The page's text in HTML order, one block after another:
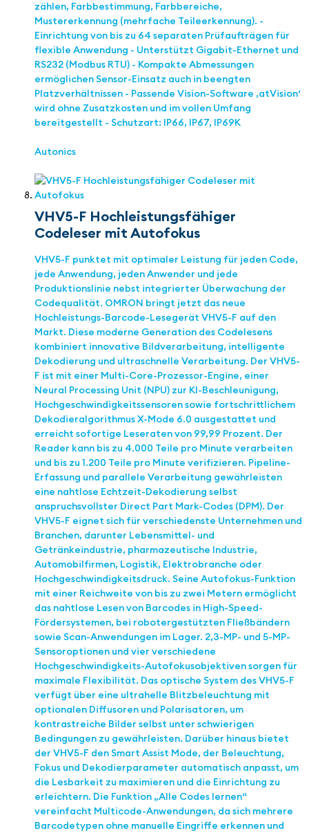
zählen, Farbbestimmung, Farbbereiche,
Mustererkennung (mehrfache Teileerkennung). -
Einrichtung von bis zu 64 separaten Prüfaufträgen für
flexible Anwendung - Unterstützt Gigabit-Ethernet und
RS232 (Modbus RTU) - Kompakte Abmessungen
ermöglichen Sensor-Einsatz auch in beengten
Platzverhältnissen - Passende Vision-Software ‚atVision‘
wird ohne Zusatzkosten und im vollen Umfang
bereitgestellt - Schutzart: IP66, IP67, IP69K
Autonics
VHV5-F Hochleistungsfähiger
Codeleser mit Autofokus
VHV5-F punktet mit optimaler Leistung für jeden Code,
jede Anwendung, jeden Anwender und jede
Produktionslinie nebst integrierter Überwachung der
Codequalität. OMRON bringt jetzt das neue
Hochleistungs-Barcode-Lesegerät VHV5-F auf den
Markt. Diese moderne Generation des Codelesens
kombiniert innovative Bildverarbeitung, intelligente
Dekodierung und ultraschnelle Verarbeitung. Der VHV5-
F ist mit einer Multi-Core-Prozessor-Engine, einer
Neural Processing Unit (NPU) zur KI-Beschleunigung,
Hochgeschwindigkeitssensoren sowie fortschrittlichem
Dekodieralgorithmus X-Mode 6.0 ausgestattet und
erreicht sofortige Leseraten von 99,99 Prozent. Der
Reader kann bis zu 4.000 Teile pro Minute verarbeiten
und bis zu 1.200 Teile pro Minute verifizieren. Pipeline-
Erfassung und parallele Verarbeitung gewährleisten
eine nahtlose Echtzeit-Dekodierung selbst
anspruchsvollster Direct Part Mark-Codes (DPM). Der
VHV5-F eignet sich für verschiedenste Unternehmen und
Branchen, darunter Lebensmittel- und
Getränkeindustrie, pharmazeutische Industrie,
Automobilfirmen, Logistik, Elektrobranche oder
Hochgeschwindigkeitsdruck. Seine Autofokus-Funktion
mit einer Reichweite von bis zu zwei Metern ermöglicht
das nahtlose Lesen von Barcodes in High-Speed-
Fördersystemen, bei robotergestützten Fließbändern
sowie Scan-Anwendungen im Lager. 2,3-MP- und 5-MP-
Sensoroptionen und vier verschiedene
Hochgeschwindigkeits-Autofokusobjektiven sorgen für
maximale Flexibilität. Das optische System des VHV5-F
verfügt über eine ultrahelle Blitzbeleuchtung mit
optionalen Diffusoren und Polarisatoren, um
kontrastreiche Bilder selbst unter schwierigen
Bedingungen zu gewährleisten. Darüber hinaus bietet
der VHV5-F den Smart Assist Mode, der Beleuchtung,
Fokus und Dekodierparameter automatisch anpasst, um
die Lesbarkeit zu maximieren und die Einrichtung zu
erleichtern. Die Funktion „Alle Codes lernen“
vereinfacht Multicode-Anwendungen, da sich mehrere
Barcodetypen ohne manuelle Eingriffe erkennen und